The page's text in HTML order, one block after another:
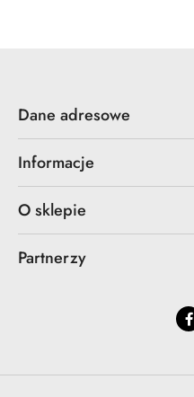
Dane adresowe
Informacje
O sklepie
Partnerzy